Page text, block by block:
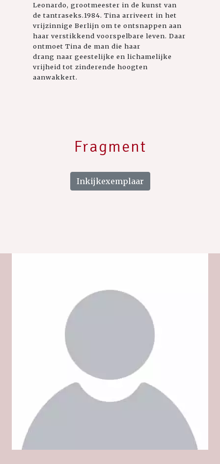
Leonardo, grootmeester in de kunst van
de tantraseks.1984. Tina arriveert in het
vrijzinnige Berlijn om te ontsnappen aan
haar verstikkend voorspelbare leven. Daar
ontmoet Tina de man die haar
drang naar geestelijke en lichamelijke
vrijheid tot zinderende hoogten
aanwakkert.
Fragment
Inkijkexemplaar